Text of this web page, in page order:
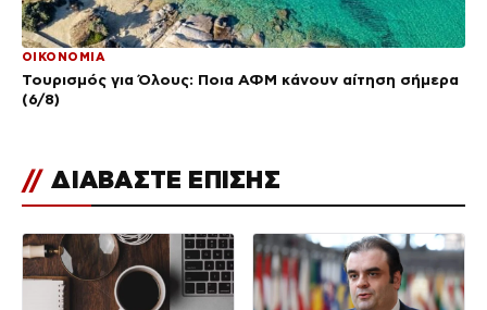
ΟΙΚΟΝΟΜΙΑ
Τουρισμός για Όλους: Ποια ΑΦΜ κάνουν αίτηση σήμερα
(6/8)
// ΔΙΑΒΑΣΤΕ ΕΠΙΣΗΣ